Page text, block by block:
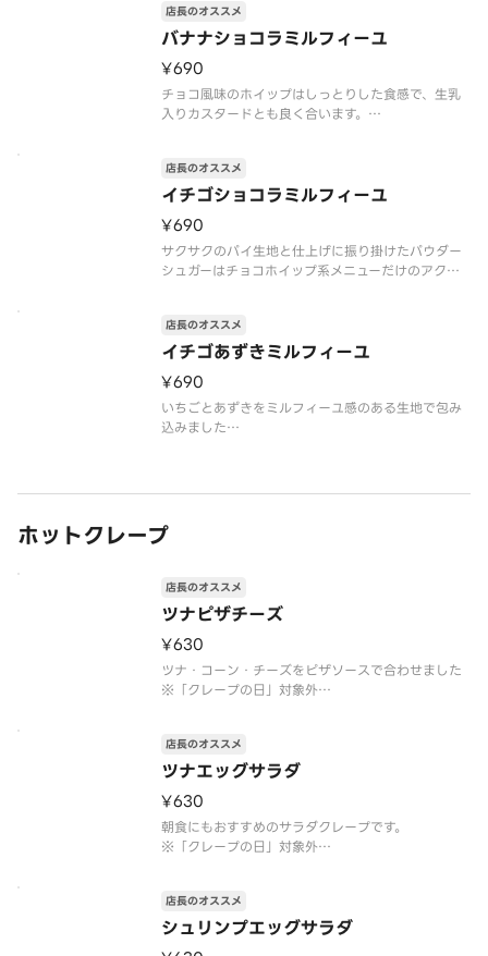
※注文個数が一度に合計10個以上になる際は、商品
のご準備に時間を要しますので、予約配達がおすす
アレルゲン情報：卵・乳・
バナナショコラミルフィーユ
店長のオススメ
¥690
チョコ風味のホイップはしっとりした食感で、生乳
入りカスタードとも良く合います。
※注文個数が一度に合計10個以上になる際は、商品
のご準備に時間を要しますので、予約配達がおすす
アレルゲン情報：卵・乳
イチゴショコラミルフィーユ
店長のオススメ
¥690
サクサクのパイ生地と仕上げに振り掛けたパウダー
シュガーはチョコホイップ系メニューだけのアクセ
※トッピングの追加・変更不可
※注文個数が一度に合計10個以上になる際は、商品
めです
ア
イチゴあずきミルフィーユ
店長のオススメ
¥690
いちごとあずきをミルフィーユ感のある生地で包み
込みました
めです
アレルゲン情報：卵・乳・小麦・大豆・ゼラチン
ホットクレープ
ツナピザチーズ
店長のオススメ
¥630
ツナ・コーン・チーズをピザソースで合わせました
※「クレープの日」対象外
のご準備に時間を要しますので、予約配達がおすす
めです
ツナエッグサラダ
店長のオススメ
¥630
朝食にもおすすめのサラダクレープです。
※「クレープの日」対象外
のご準備に時間を要しますので、予約配達がおすす
めです
シュリンプエッグサラダ
店長のオススメ